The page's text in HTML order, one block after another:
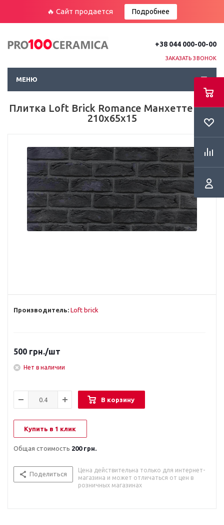
🔥 Сайт продается Подробнее
+38 044 000-00-00
ЗАКАЗАТЬ ЗВОНОК
МЕНЮ
Плитка Loft Brick Romance Манхеттен НС
210х65х15
Производитель: Loft brick
500 грн./шт
Нет в наличии
В корзину
Купить в 1 клик
Общая стоимость 200 грн.
Поделиться
Цена действительна только для интернет-
магазина и может отличаться от цен в
розничных магазинах